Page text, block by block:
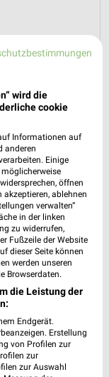
wird die
cookie
Informationen auf
anderen
Einige
öffnen
akzeptieren, ablehnen
verwalten“
in der linken
zu widerrufen,
Fußzeile der Website
dieser Seite können
werden unseren
Browserdaten.
die Leistung der
Endgerät.
Erstellung
von Profilen zur
zur
zur Auswahl